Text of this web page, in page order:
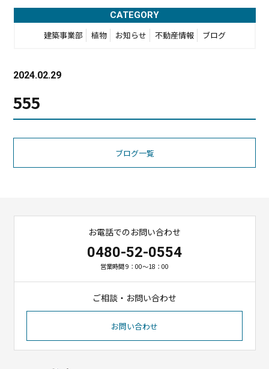
CATEGORY
建築事業部 植物 お知らせ 不動産情報 ブログ
2024.02.29
555
ブログ一覧
お電話でのお問い合わせ
0480-52-0554
営業時間 9：00～18：00
ご相談・お問い合わせ
お問い合わせ